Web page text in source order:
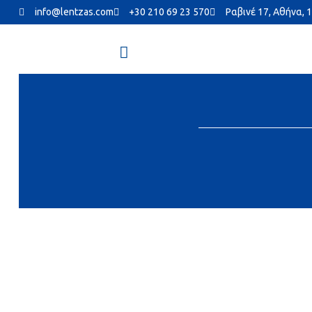
info@lentzas.com +30 210 69 23 570 Ραβινέ 17, Αθήνα,